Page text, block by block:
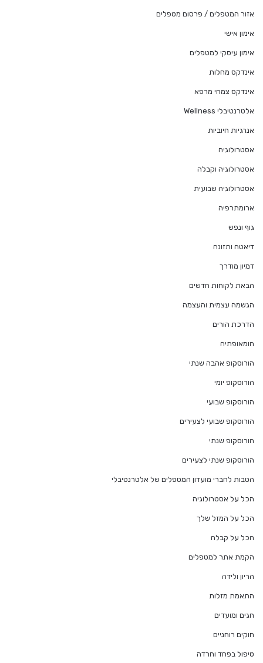
אזור המטפלים / פרסום מטפלים
אימון אישי
אימון עיסקי למטפלים
אינדקס מחלות
אינדקס צמחי מרפא
אלטרנטיבלי Wellness
אנרגיות חיוביות
אסטרולוגיה
אסטרולוגיה וקבלה
אסטרולוגיה שבועית
ארומתרפיה
גוף ונפש
דיאטה ותזונה
דמיון מודרך
הבאת לקוחות חדשים
הגשמה עצמית והעצמה
הדרכת הורים
הומאופתיה
הורוסקופ אהבה שנתי
הורוסקופ יומי
הורוסקופ שבועי
הורוסקופ שבועי לצעירים
הורוסקופ שנתי
הורוסקופ שנתי לצעירים
הטבות לחברי מועדון המטפלים של אלטרנטיבלי
הכל על אסטרולוגיה
הכל על המזל שלך
הכל על קבלה
הקמת אתר למטפלים
הריון ולידה
התאמת מזלות
חגים ומועדים
חוקים רוחניים
טיפול בפחד וחרדה